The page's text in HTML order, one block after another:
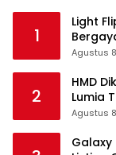
1
Light
Agustus
2
HMD
Lumia
Agustus
Galaxy